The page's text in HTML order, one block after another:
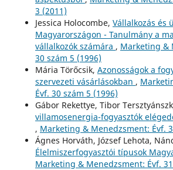
3 (2011)
Jessica Holocombe, Vállalkozás és
Magyarországon - Tanulmány a
vállalkozók számára , Marketing &
30 szám 5 (1996)
Mária Törőcsik, Azonosságok a
szervezeti vásárlásokban ,
Évf. 30 szám 5 (1996)
Gábor Rekettye, Tibor
villamosenergia-fogyasztók
, Marketing & Menedzsment: Évf.
Ágnes Horváth, József Lehota,
Élelmiszerfogyasztói típusok
Marketing & Menedzsment: Évf.